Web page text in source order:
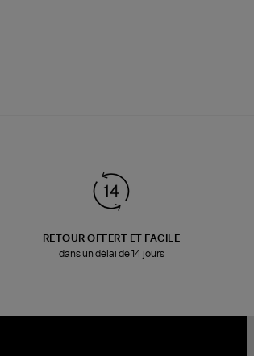
RETOUR OFFERT ET FACILE
dans un délai de 14 jours